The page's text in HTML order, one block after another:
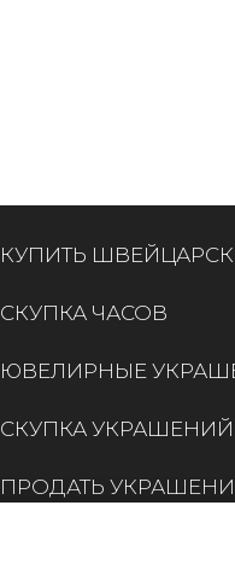
КУПИТЬ
СКУПКА ЧАСОВ
ЮВЕЛИРНЫЕ
СКУПКА УКРАШЕНИЙ
ПРОДАТЬ